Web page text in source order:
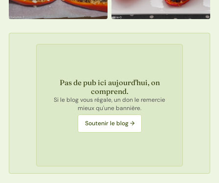
Pas de pub ici aujourd'hui, on
comprend.
Si le blog vous régale, un don le remercie
mieux qu'une bannière.
Soutenir le blog →